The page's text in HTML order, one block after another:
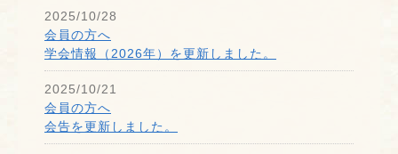
2025/10/28
会員の方へ
学会情報（2026年）を更新しました。
2025/10/21
会員の方へ
会告を更新しました。